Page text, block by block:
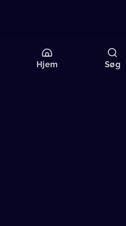
Hjem Søg